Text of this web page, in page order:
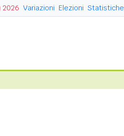
2026 Variazioni Elezioni Statistiche